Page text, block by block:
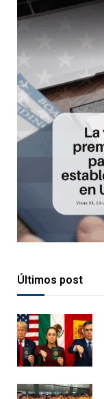
Últimos post